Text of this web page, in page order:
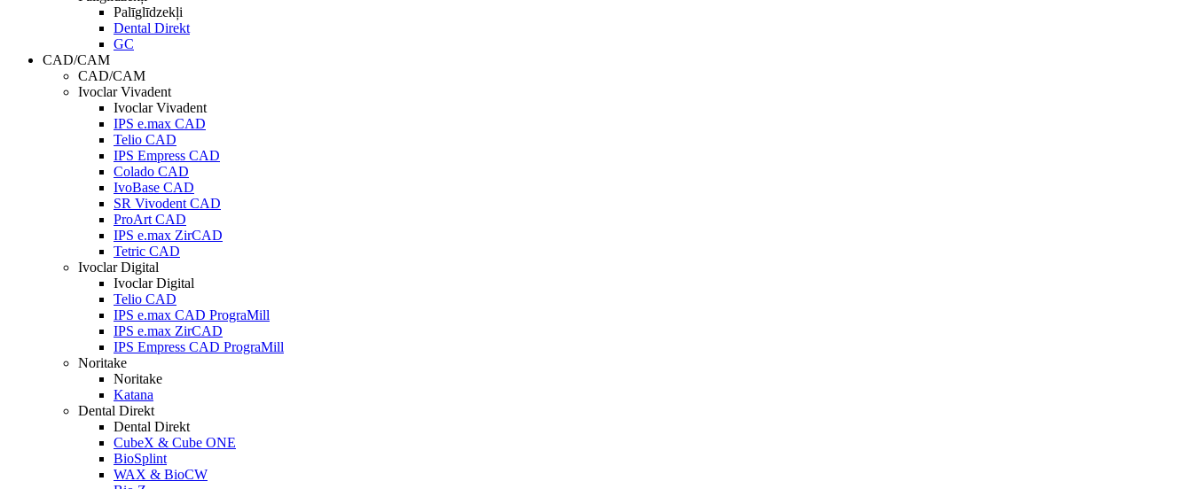
Palīglīdzekļi
Dental Direkt
GC
CAD/CAM
CAD/CAM
Ivoclar Vivadent
Ivoclar Vivadent
IPS e.max CAD
Telio CAD
IPS Empress CAD
Colado CAD
IvoBase CAD
SR Vivodent CAD
ProArt CAD
IPS e.max ZirCAD
Tetric CAD
Ivoclar Digital
Ivoclar Digital
Telio CAD
IPS e.max CAD PrograMill
IPS e.max ZirCAD
IPS Empress CAD PrograMill
Noritake
Noritake
Katana
Dental Direkt
Dental Direkt
CubeX & Cube ONE
BioSplint
WAX & BioCW